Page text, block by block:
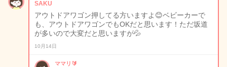
SAKU
アウトドアワゴン押してる方いますよ😊ベビーカーで
も、アウトドアワゴンでもOKだと思います！ただ坂道
が多いので大変だと思いますが💦
10月14日
ママリ🔰